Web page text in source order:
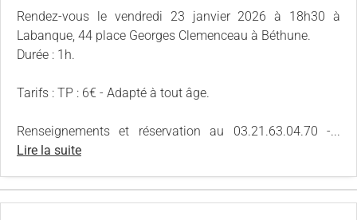
Rendez-vous le vendredi 23 janvier 2026 à 18h30 à
Labanque, 44 place Georges Clemenceau à Béthune.
Durée : 1h.
Tarifs : TP : 6€ - Adapté à tout âge.
Renseignements et réservation au 03.21.63.04.70 -...
Lire la suite